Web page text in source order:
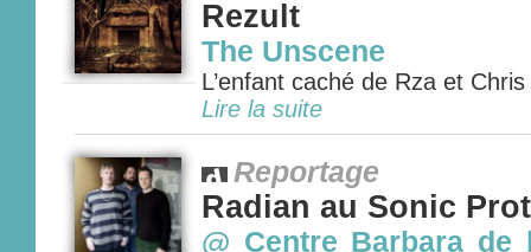
Rezult
The Unscene
L’enfant caché de Rza et
Lire la suite
Reportage
Radian au Sonic
@ Centre Barbara de